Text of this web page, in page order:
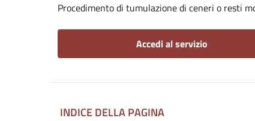
Procedimento di tumulazione di ceneri o resti
Accedi al servizio
INDICE DELLA PAGINA